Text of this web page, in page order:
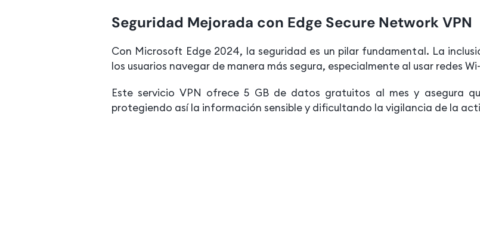
Seguridad Mejorada con Edge Secure Network VPN
Con Microsoft Edge 2024, la seguridad es un pilar fundamental. La
los usuarios navegar de manera más segura, especialmente al usar redes
Este servicio VPN ofrece 5 GB de datos gratuitos al mes y asegura
protegiendo así la información sensible y dificultando la vigilancia de la